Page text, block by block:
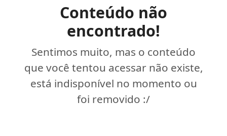
Conteúdo não
encontrado!
Sentimos muito, mas o conteúdo
que você tentou acessar não existe,
está indisponível no momento ou
foi removido :/